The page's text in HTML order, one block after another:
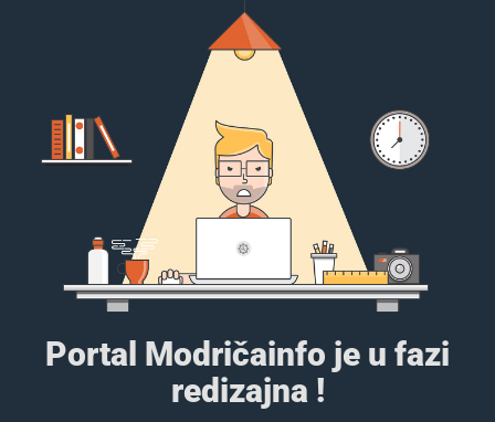
Portal Modričainfo je u fazi
redizajna !